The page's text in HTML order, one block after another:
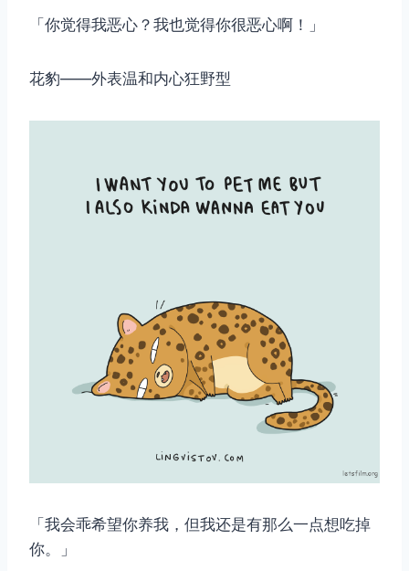
「你觉得我恶心？我也觉得你很恶心啊！」
花豹——外表温和内心狂野型
「我会乖希望你养我，但我还是有那么一点想吃掉
你。」
取消 搜索